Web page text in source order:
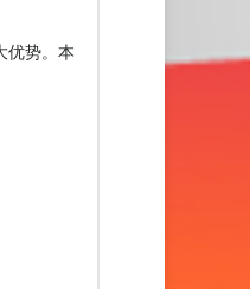
优势。本